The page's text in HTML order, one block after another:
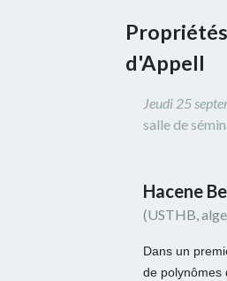
d'Appell
Jeudi 25
salle de
Hacene
(USTHB,
Dans un
de polynômes